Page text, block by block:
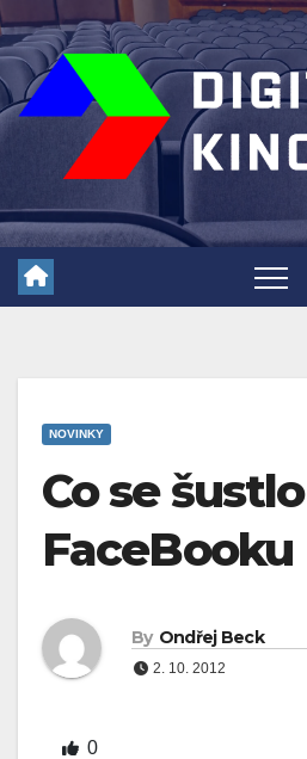
Skip
to
content
NOVINKY
Co se
FaceBooku
By Ondřej Beck
2. 10. 2012
0